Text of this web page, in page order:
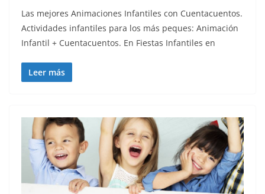
Las mejores Animaciones Infantiles con Cuentacuentos.
Actividades infantiles para los más peques: Animación
Infantil + Cuentacuentos. En Fiestas Infantiles en
Leer más